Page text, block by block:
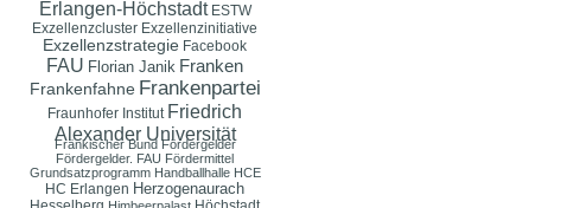
Erlangen-Höchstadt ESTW
Exzellenzcluster Exzellenzinitiative
Exzellenzstrategie Facebook
FAU Florian Janik Franken
Frankenfahne Frankenpartei
Fraunhofer Institut Friedrich
Alexander Universität
Fränkischer Bund Fördergelder
Fördergelder. FAU Fördermittel
Grundsatzprogramm Handballhalle HCE
HC Erlangen Herzogenaurach